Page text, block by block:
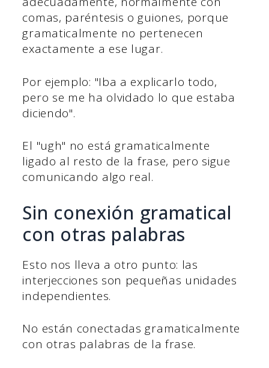
comas, paréntesis o guiones, porque
gramaticalmente no pertenecen
exactamente a ese lugar.
Por ejemplo: "Iba a explicarlo todo,
pero se me ha olvidado lo que estaba
diciendo".
El "ugh" no está gramaticalmente
ligado al resto de la frase, pero sigue
comunicando algo real.
Sin conexión gramatical
con otras palabras
Esto nos lleva a otro punto: las
interjecciones son pequeñas unidades
independientes.
No están conectadas gramaticalmente
con otras palabras de la frase.